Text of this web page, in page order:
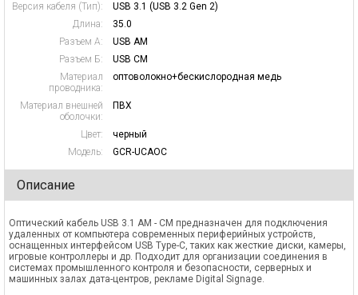
Версия кабеля (Тип):
USB 3.1 (USB 3.2 Gen 2)
Длина:
35.0
Разъем А:
USB AM
Разъем Б:
USB CM
Материал
проводника:
оптоволокно+бескислородная медь
Материал внешней
оболочки:
ПВХ
Цвет:
черный
Модель:
GCR-UCAOC
Описание
Оптический кабель USB 3.1 AM - CM предназначен для подключения
удаленных от компьютера современных периферийных устройств,
оснащенных интерфейсом USB Type-С, таких как жесткие диски, камеры,
игровые контроллеры и др. Подходит для организации соединения в
системах промышленного контроля и безопасности, серверных и
машинных залах дата-центров, рекламе Digital Signage.